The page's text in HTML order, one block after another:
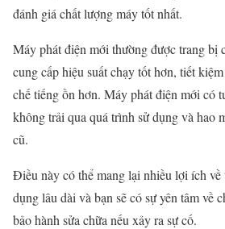
đánh giá chất lượng máy tốt nhất.
Máy phát điện mới thường được trang bị
cung cấp hiệu suất chạy tốt hơn, tiết
chế tiếng ồn hơn. Máy phát điện mới có
không trải qua quá trình sử dụng và hao
cũ.
Điều này có thể mang lại nhiều lợi ích
dụng lâu dài và bạn sẽ có sự yên tâm về
bảo hành sửa chữa nếu xảy ra sự cố.